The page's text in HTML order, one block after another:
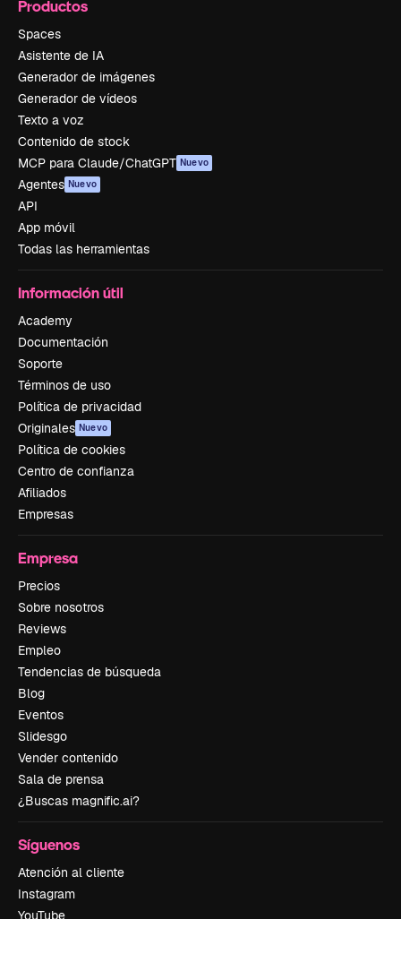
Productos
Spaces
Asistente de IA
Generador de imágenes
Generador de vídeos
Texto a voz
Contenido de stock
MCP para Claude/ChatGPT Nuevo
Agentes Nuevo
API
App móvil
Todas las herramientas
Información útil
Academy
Documentación
Soporte
Términos de uso
Política de privacidad
Originales Nuevo
Política de cookies
Centro de confianza
Afiliados
Empresas
Empresa
Precios
Sobre nosotros
Reviews
Empleo
Tendencias de búsqueda
Blog
Eventos
Slidesgo
Vender contenido
Sala de prensa
¿Buscas magnific.ai?
Síguenos
Atención al cliente
Instagram
YouTube